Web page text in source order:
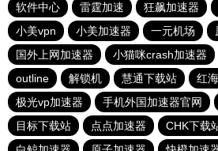
软件中心
雷霆加速 狂飙加速器
小美vpn
小美加速器 一元机场
国外上网加速器
小猫咪crash加速器
outline
解锁机 慧通下载站 红
极光vp加速器
手机外国加速器官网
目标下载站
点点加速器 CHK下载